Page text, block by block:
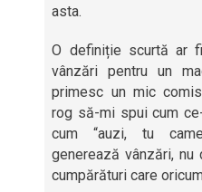
asta.
O definiție scurtă ar
vânzări pentru un
primesc un mic
rog să-mi spui cum
cum “auzi, tu
generează vânzări,
cumpărături care